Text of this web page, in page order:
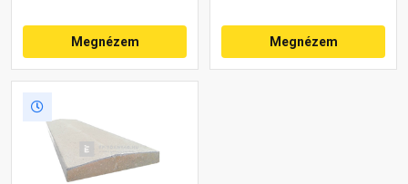
Megnézem Megnézem